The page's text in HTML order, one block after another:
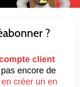
?
client
encore de
en créer un en